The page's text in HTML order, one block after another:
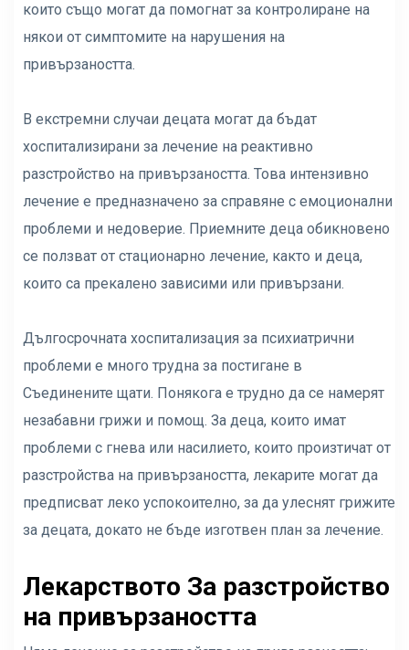
които също могат да помогнат за контролиране на
някои от симптомите на нарушения на
привързаността.
В екстремни случаи децата могат да бъдат
хоспитализирани за лечение на реактивно
разстройство на привързаността. Това интензивно
лечение е предназначено за справяне с емоционални
проблеми и недоверие. Приемните деца обикновено
се ползват от стационарно лечение, както и деца,
които са прекалено зависими или привързани.
Дългосрочната хоспитализация за психиатрични
проблеми е много трудна за постигане в
Съединените щати. Понякога е трудно да се намерят
незабавни грижи и помощ. За деца, които имат
проблеми с гнева или насилието, които произтичат от
разстройства на привързаността, лекарите могат да
предписват леко успокоително, за да улеснят грижите
за децата, докато не бъде изготвен план за лечение.
Лекарството За разстройство
на привързаността